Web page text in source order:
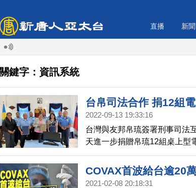
直播 新聞
關鍵字：資訊系統
台帛司法合作 捐12組
2022-09-13 19:33:16
台灣與友邦帛琉簽署刑事司法
天進一步捐贈帛琉12組桌上型
助友邦建置軟硬體資訊系統，
COVAX首波給台逾20
2021-02-08 20:18:31